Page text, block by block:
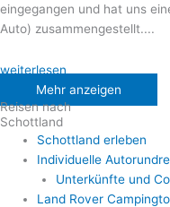
eingegangen und hat uns
Auto) zusammengestellt....
weiterlesen
Mehr anzeigen
Reisen nach
Schottland
Schottland erleben
Individuelle
Unterkünfte und
Land Rover